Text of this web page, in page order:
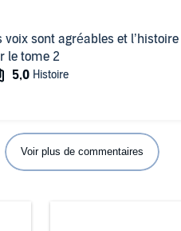
voix sont agréables et
le tome 2
Voir plus de commentaires